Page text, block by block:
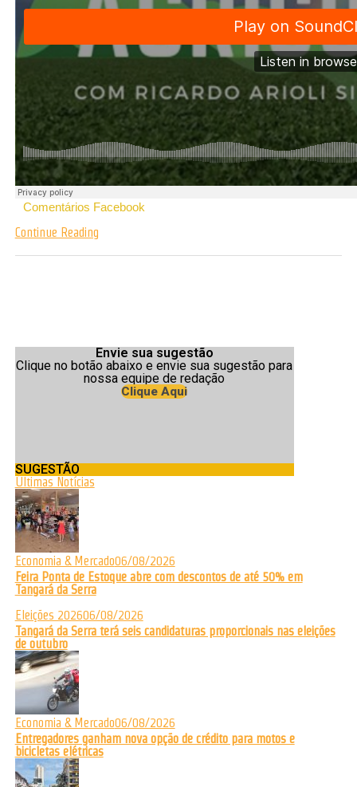
Comentários Facebook
Continue Reading
Envie sua sugestão
Clique no botão abaixo e envie sua sugestão para
nossa equipe de redação
Clique Aqui
SUGESTÃO
Últimas Notícias
Economia & Mercado06/08/2026
Feira Ponta de Estoque abre com descontos de até 50% em
Tangará da Serra
Eleições 202606/08/2026
Tangará da Serra terá seis candidaturas proporcionais nas eleições
de outubro
Economia & Mercado06/08/2026
Entregadores ganham nova opção de crédito para motos e
bicicletas elétricas